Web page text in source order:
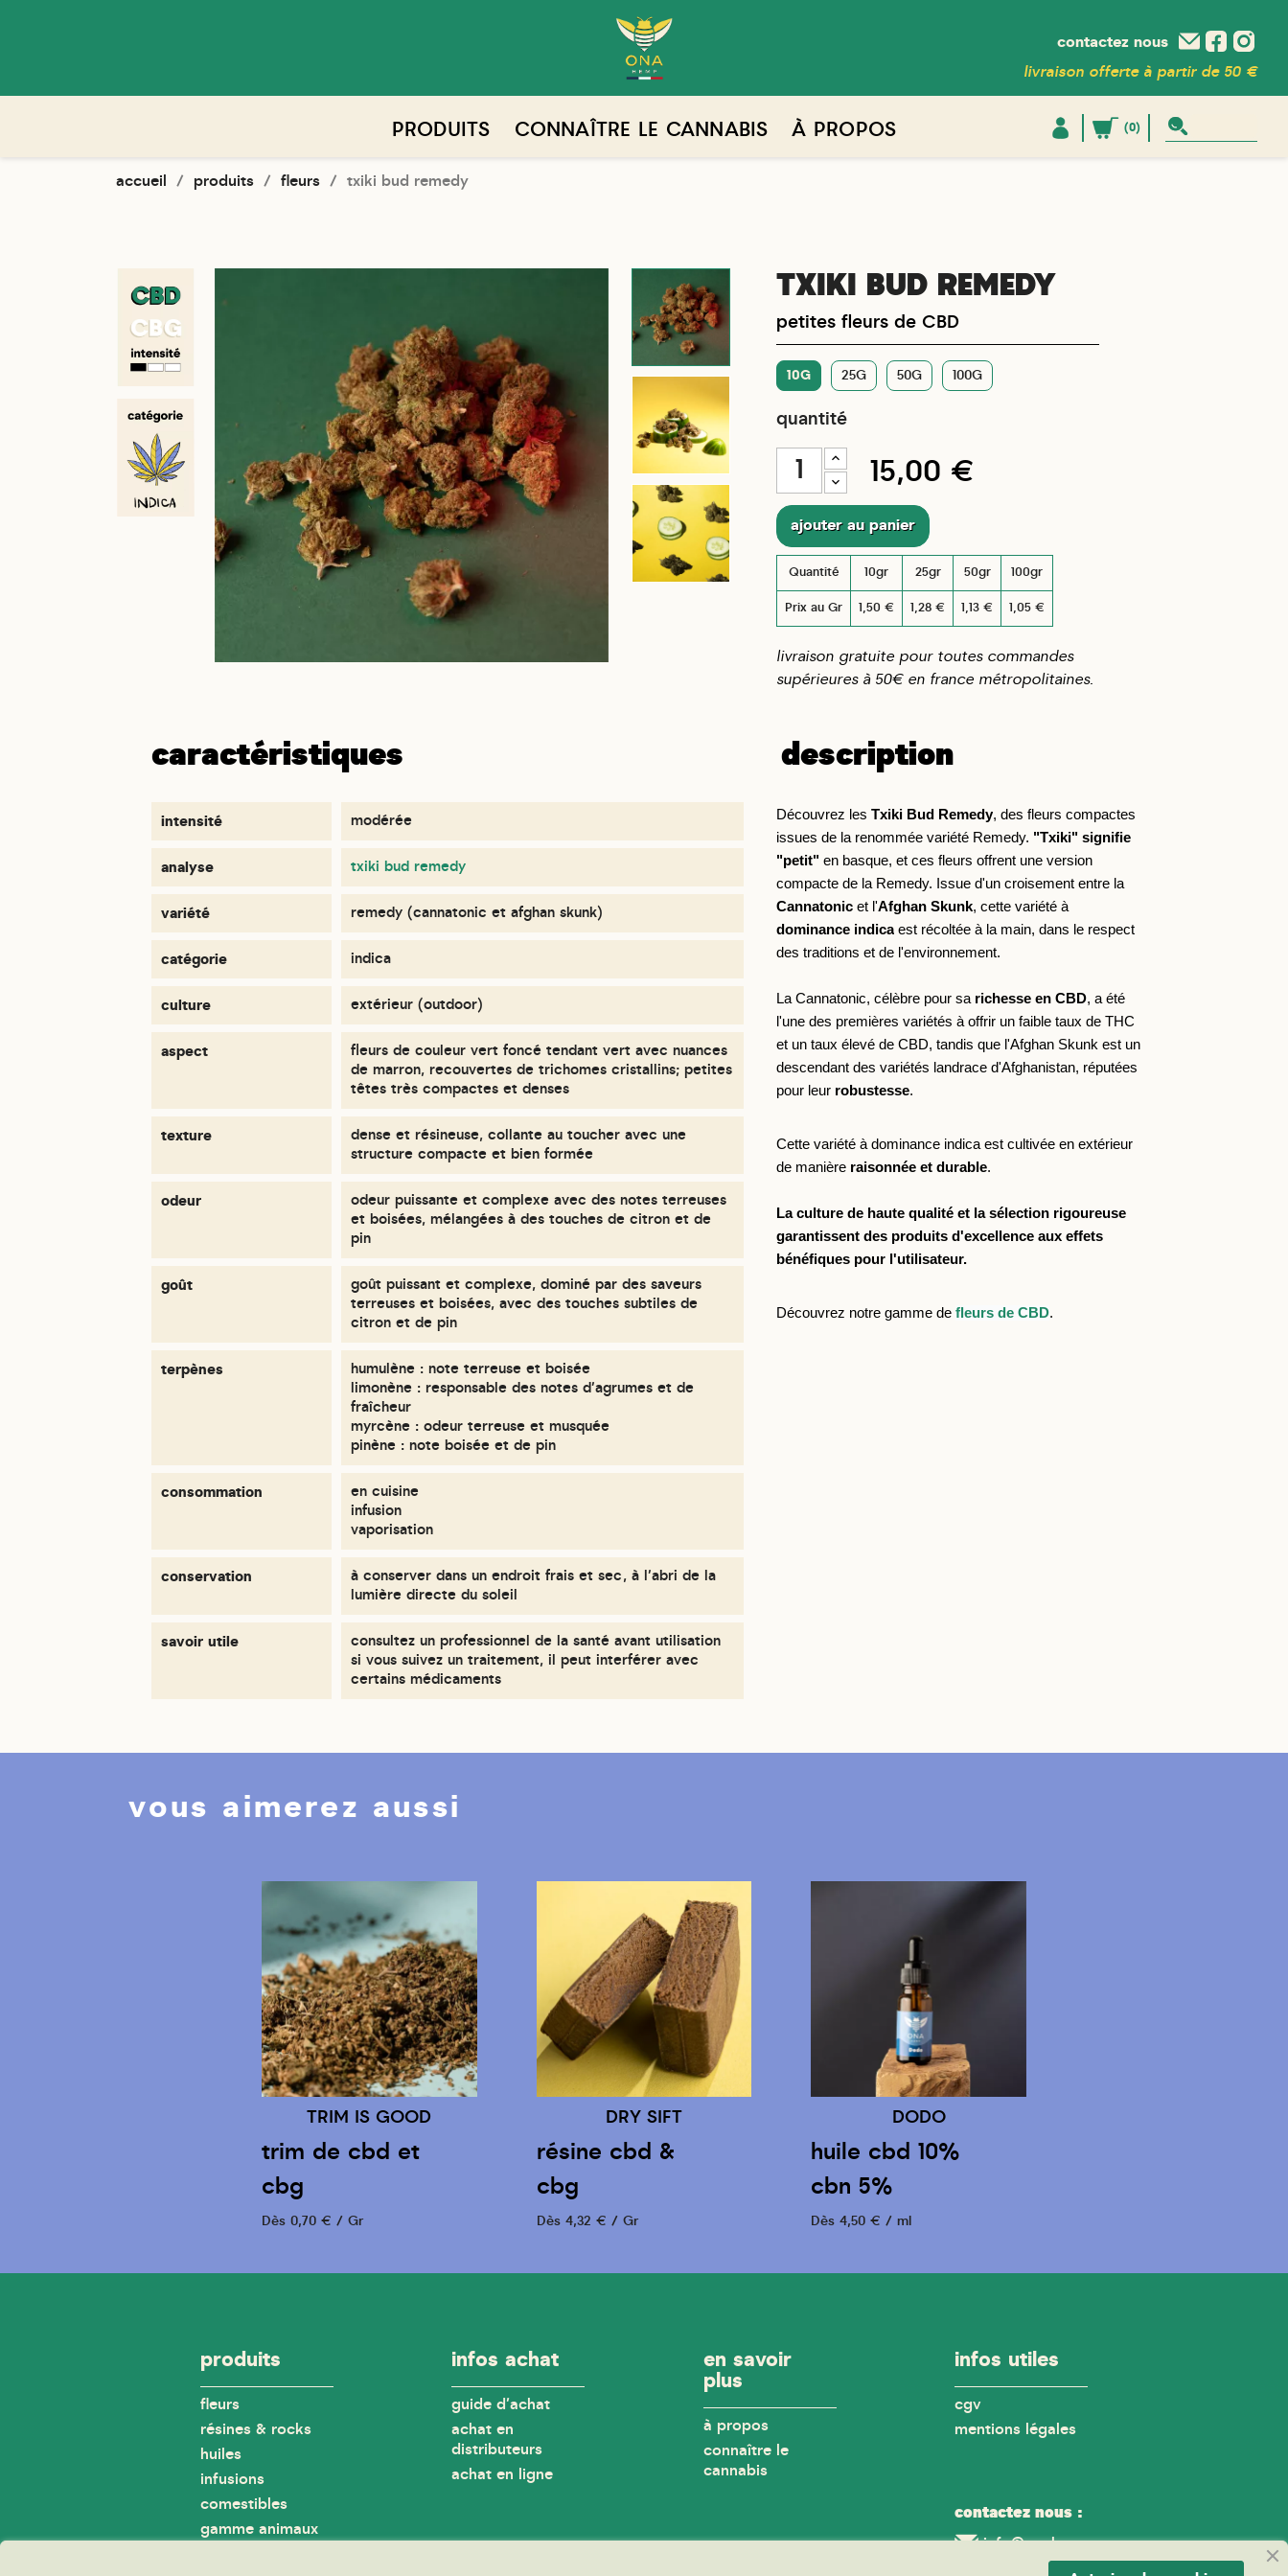
contactez nous
livraison offerte à partir de 50 €
PRODUITS CONNAÎTRE LE CANNABIS À PROPOS (0)
accueil produits fleurs txiki bud remedy
TXIKI BUD REMEDY
petites fleurs de CBD
10G 25G 50G 100G
quantité
15,00 €
ajouter au panier
Quantité 10gr 25gr 50gr 100gr
Prix au Gr 1,50 € 1,28 € 1,13 € 1,05 €
livraison gratuite pour toutes commandes
supérieures à 50€ en france métropolitaines.
description
Découvrez les Txiki Bud Remedy, des fleurs compactes
issues de la renommée variété Remedy. "Txiki" signifie
"petit" en basque, et ces fleurs offrent une version
Cannatonic et l'Afghan Skunk
dominance indica est récoltée à la main, dans le respect
des traditions et de l'environnement.
La Cannatonic, célèbre pour sa richesse en CBD, a été
l'une des premières variétés à offrir un faible taux de THC
et un taux élevé de CBD, tandis que l'Afghan Skunk est un
descendant des variétés landrace d'Afghanistan, réputées
pour leur robustesse.
Cette variété à dominance indica est cultivée en extérieur
de manière raisonnée et durable.
La culture de haute qualité et la sélection rigoureuse
garantissent des produits d'excellence aux effets
bénéfiques pour l'utilisateur.
Découvrez notre gamme defleurs de CBD.
caractéristiques
intensité modérée
analyse txiki bud remedy
variété remedy (cannatonic et afghan skunk)
catégorie indica
culture extérieur (outdoor)
aspect
fleurs de couleur vert foncé tendant vert avec nuances
de marron, recouvertes de trichomes cristallins; petites
têtes très compactes et denses
texture
dense et résineuse, collante au toucher avec une
structure compacte et bien formée
odeur
odeur puissante et complexe avec des notes terreuses
et boisées, mélangées à des touches de citron et de
pin
goût
goût puissant et complexe, dominé par des saveurs
terreuses et boisées, avec des touches subtiles de
citron et de pin
terpènes
humulène : note terreuse et boisée
limonène : responsable des notes d'agrumes et de
fraîcheur
myrcène : odeur terreuse et musquée
pinène : note boisée et de pin
consommation
en cuisine
infusion
vaporisation
conservation
à conserver dans un endroit frais et sec, à l'abri de la
lumière directe du soleil
savoir utile
consultez un professionnel de la santé avant utilisation
si vous suivez un traitement, il peut interférer avec
certains médicaments
vous aimerez aussi
TRIM IS GOOD
trim de cbd et
cbg
Dès 0,70 € / Gr
DRY SIFT
résine cbd &
cbg
Dès 4,32 € / Gr
DODO
huile cbd 10%
cbn 5%
Dès 4,50 € / ml
produits
fleurs
résines & rocks
huiles
infusions
comestibles
gamme animaux
infos achat
guide d'achat
achat en
distributeurs
achat en ligne
en savoir
plus
à propos
connaître le
cannabis
infos utiles
cgv
mentions légales
contactez nous :
info@onahemp.com